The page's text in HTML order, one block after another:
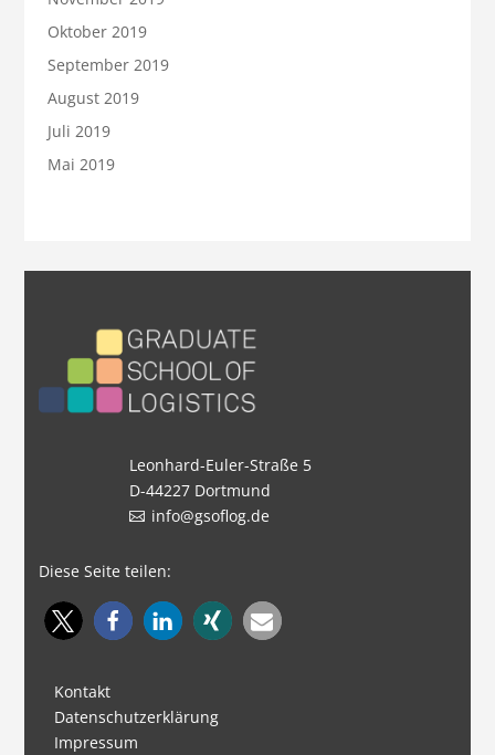
Oktober 2019
September 2019
August 2019
Juli 2019
Mai 2019
Leonhard-Euler-Straße 5
D-44227 Dortmund
info@gsoflog.de
Diese Seite teilen:
Kontakt
Datenschutzerklärung
Impressum